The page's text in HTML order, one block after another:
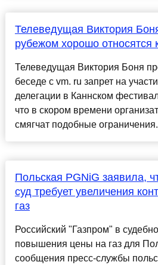
Телеведущая Виктория
рубежом хорошо относятся
Телеведущая Виктория Боня
беседе с vm. ru запрет на
делегации в Каннском
что в скором времени
смягчат подобные
Польская PGNiG заявила,
суд требует увеличения
газ
Российский "Газпром" в
повышения цены на газ для
сообщения пресс-службы